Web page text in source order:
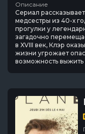
Описание
Сериал
медсестры из 40-х
прогулки у
загадочно
в XVIII век, Клэр
жизни угрожает
возможность выжить